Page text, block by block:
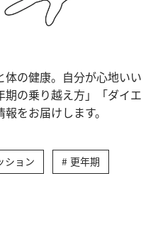
の健康。自分が心地いい
の乗り越え方」「ダイエ
をお届けします。
ション 更年期